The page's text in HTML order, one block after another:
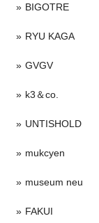
BIGOTRE
RYU KAGA
GVGV
k3＆co.
UNTISHOLD
mukcyen
museum neu
FAKUI